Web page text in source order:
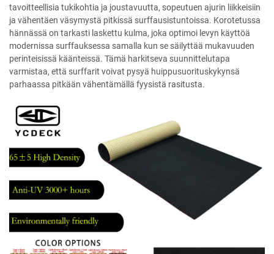
tavoitteellisia tukikohtia ja joustavuutta, sopeutuen ajurin liikkeisiin
ja vähentäen väsymystä pitkissä surffausistuntoissa. Korotetussa
hännässä on tarkasti laskettu kulma, joka optimoi levyn käyttöä
modernissa surffauksessa samalla kun se säilyttää mukavuuden
perinteisissä käänteissä. Tämä harkitseva suunnittelutapa
varmistaa, että surffarit voivat pysyä huippusuorituskykynsä
parhaassa pitkään vähentämällä fyysistä rasitusta.